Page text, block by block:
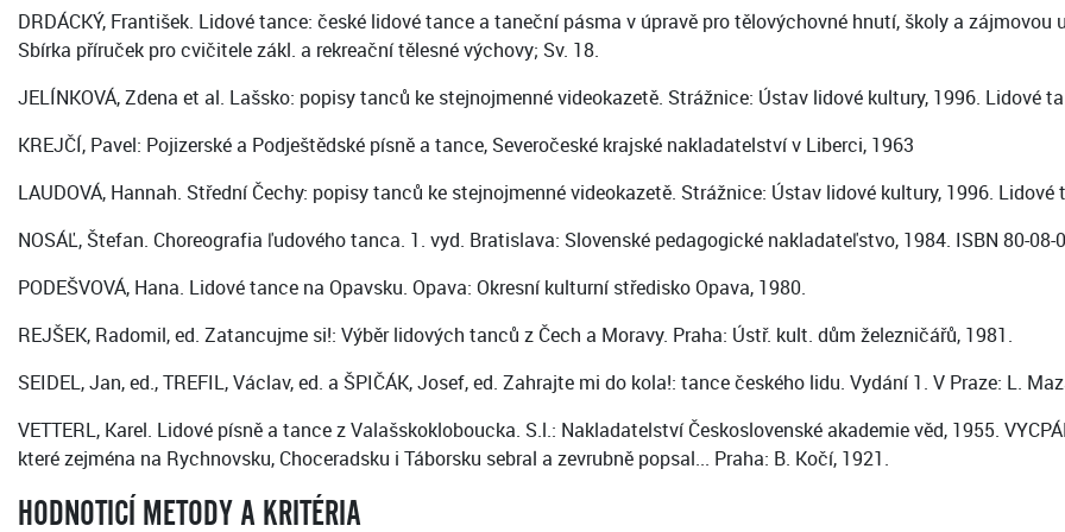
DRDÁCKÝ, František. Lidové tance: české lidové tance a taneční pásma v úpravě pro tělovýchovné hnutí, školy a
Sbírka příruček pro cvičitele zákl. a rekreační tělesné výchovy; Sv. 18.
JELÍNKOVÁ, Zdena et al. Lašsko: popisy tanců ke stejnojmenné videokazetě. Strážnice: Ústav lidové kultury, 1996. Lidové
KREJČÍ, Pavel: Pojizerské a Podještědské písně a tance, Severočeské krajské nakladatelství v Liberci, 1963
LAUDOVÁ, Hannah. Střední Čechy: popisy tanců ke stejnojmenné videokazetě. Strážnice: Ústav lidové kultury, 1996.
NOSÁĽ, Štefan. Choreografia ľudového tanca. 1. vyd. Bratislava: Slovenské pedagogické nakladateľstvo, 1984. ISBN 80-08-
PODEŠVOVÁ, Hana. Lidové tance na Opavsku. Opava: Okresní kulturní středisko Opava, 1980.
REJŠEK, Radomil, ed. Zatancujme si!: Výběr lidových tanců z Čech a Moravy. Praha: Ústř. kult. dům železničářů, 1981.
SEIDEL, Jan, ed., TREFIL, Václav, ed. a ŠPIČÁK, Josef, ed. Zahrajte mi do kola!: tance českého lidu. Vydání 1. V Praze: L.
VETTERL, Karel. Lidové písně a tance z Valašskokloboucka. S.l.: Nakladatelství Československé akademie věd, 1955.
které zejména na Rychnovsku, Choceradsku i Táborsku sebral a zevrubně popsal... Praha: B. Kočí, 1921.
HODNOTICÍ METODY A KRITÉRIA